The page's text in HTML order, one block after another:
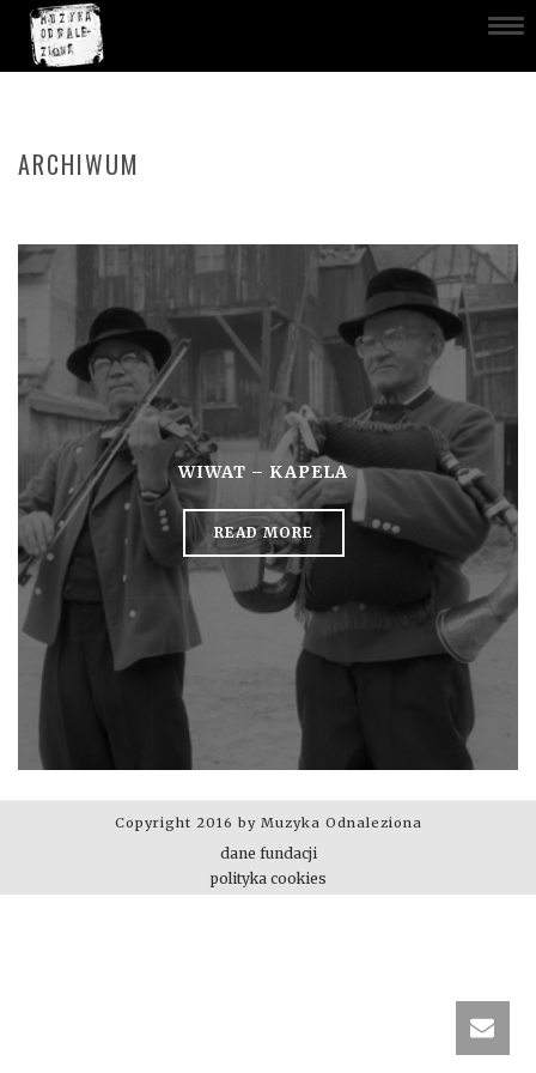
ARCHIWUM
WIWAT – KAPELA
READ MORE
Copyright 2016 by Muzyka Odnaleziona
dane fundacji
polityka cookies